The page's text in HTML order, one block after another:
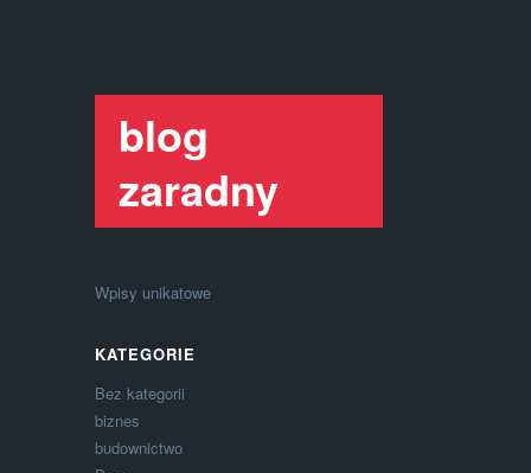
blog
zaradny
Wpisy unikatowe
KATEGORIE
Bez kategorii
biznes
budownictwo